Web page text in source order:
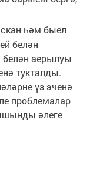
һәм быел
белән
аерылуы
тукталды.
үз эченә
проблемалар
әлеге